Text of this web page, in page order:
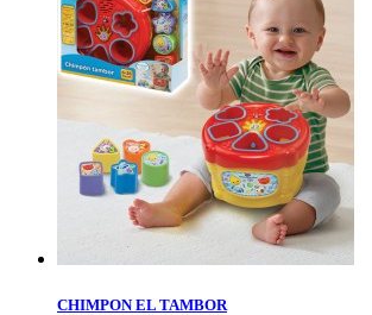
CHIMPON EL TAMBOR